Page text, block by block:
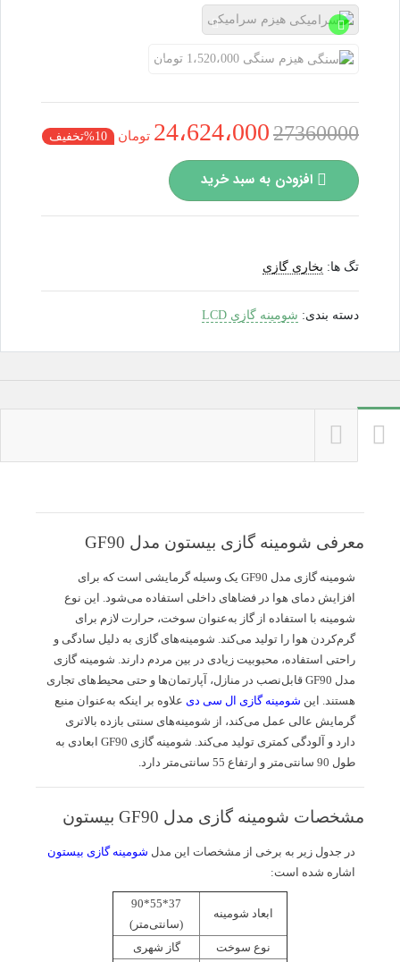
هیزم سرامیکی
هیزم سنگی 1،520،000 تومان
2736000024،624،000 تومان 10%تخفیف
افزودن به سبد خرید
تگ ها: بخاری گازی
دسته بندی: شومینه گازی LCD
معرفی شومینه گازی بیستون مدل GF90
شومینه‌ گازی مدل GF90 یک وسیله گرمایشی است که برای
افزایش دمای هوا در فضاهای داخلی استفاده می‌شود. این نوع
شومینه با استفاده از گاز به‌عنوان سوخت، حرارت لازم برای
گرم‌کردن هوا را تولید می‌کند. شومینه‌های گازی به دلیل سادگی و
راحتی استفاده، محبوبیت زیادی در بین مردم دارند. شومینه گازی
مدل GF90 قابل‌نصب در منازل، آپارتمان‌ها و حتی محیط‌های تجاری
هستند. این شومینه گازی ال سی دی علاوه بر اینکه به‌عنوان منبع
گرمایش عالی عمل می‌کند، از شومینه‌‌های سنتی بازده بالاتری
دارد و آلودگی کمتری تولید می‌کند. شومینه گازی GF90 ابعادی به
طول 90 سانتی‌متر و ارتفاع 55 سانتی‌متر دارد.
مشخصات شومینه گازی مدل GF90 بیستون
در جدول زیر به برخی از مشخصات این مدل شومینه گازی بیستون
اشاره شده است:
ابعاد شومینه
37*55*90
(سانتی‌متر)
نوع سوخت
گاز‌ شهری